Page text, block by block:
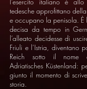
tedesche approfittano
e occupano la penisola. È
decisa da tempo in
l’alleato decidesse di
Friuli e l’Istria, diventano
Reich sotto il nome
Adriatisches Küstenland:
giunto il momento di
storia.